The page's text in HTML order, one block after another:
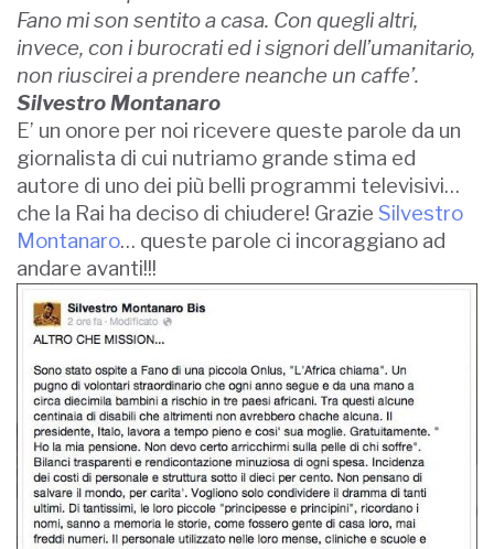
Fano mi son sentito a casa. Con quegli altri,
invece, con i burocrati ed i signori dell’umanitario,
non riuscirei a prendere neanche un caffe’.
Silvestro Montanaro
E’ un onore per noi ricevere queste parole da un
giornalista di cui nutriamo grande stima ed
autore di uno dei più belli programmi televisivi…
che la Rai ha deciso di chiudere! Grazie Silvestro
Montanaro… queste parole ci incoraggiano ad
andare avanti!!!